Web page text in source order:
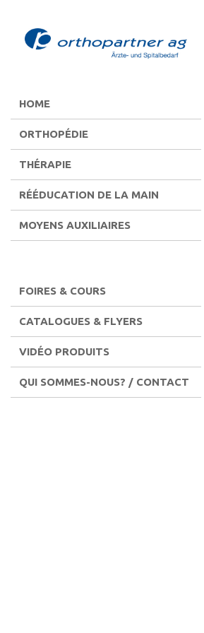
HOME
ORTHOPÉDIE
THÉRAPIE
RÉÉDUCATION DE LA MAIN
MOYENS AUXILIAIRES
FOIRES & COURS
CATALOGUES & FLYERS
VIDÉO PRODUITS
QUI SOMMES-NOUS? / CONTACT